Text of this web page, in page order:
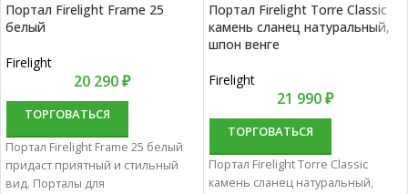
Портал Firelight Frame 25
белый
Firelight
20 290₽
ТОРГОВАТЬСЯ
Портал Firelight Frame 25 белый
придаст приятный и стильный
вид. Порталы для
Портал Firelight Torre Classic
камень сланец натуральный,
шпон венге
Firelight
21 990₽
ТОРГОВАТЬСЯ
Портал Firelight Torre Classic
камень сланец натуральный,